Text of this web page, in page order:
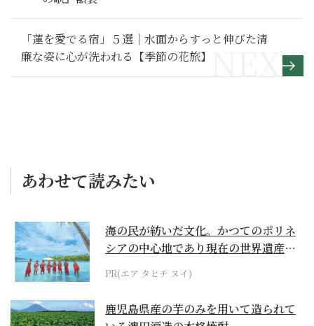
「蓮を愛でる宿」５選｜水面からすっと伸びた清
廉な姿に心が洗われる【季節の花旅】
あわせて読みたい
海の民が紡いだ文化。かつてのポリネ
シアの中心地であり現在の世界遺産か
らみえてくる...
PR(エア タヒチ ヌイ)
鹿児島県産の芋のみを用いて造られて